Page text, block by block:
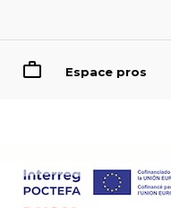
Espace pros